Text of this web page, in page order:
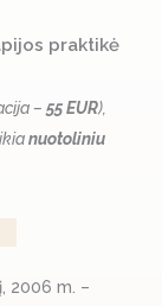
praktikė
– 55 EUR),
nuotoliniu
2006 m. –